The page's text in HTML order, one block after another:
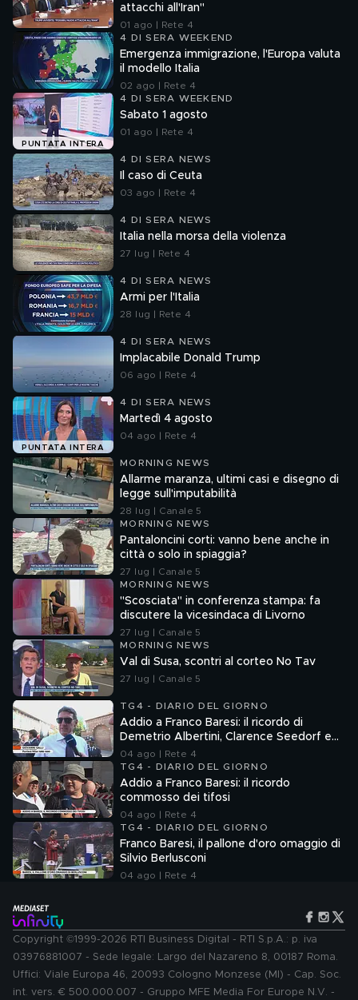
attacchi all'Iran"
01 ago | Rete 4
4 DI SERA WEEKEND
Emergenza immigrazione, l'Europa valuta
il modello Italia
02 ago | Rete 4
PUNTATA INTERA
4 DI SERA WEEKEND
Sabato 1 agosto
01 ago | Rete 4
4 DI SERA NEWS
Il caso di Ceuta
03 ago | Rete 4
4 DI SERA NEWS
Italia nella morsa della violenza
27 lug | Rete 4
4 DI SERA NEWS
Armi per l'Italia
28 lug | Rete 4
4 DI SERA NEWS
Implacabile Donald Trump
06 ago | Rete 4
PUNTATA INTERA
4 DI SERA NEWS
Martedì 4 agosto
04 ago | Rete 4
MORNING NEWS
Allarme maranza, ultimi casi e disegno di
legge sull'imputabilità
28 lug | Canale 5
MORNING NEWS
Pantaloncini corti: vanno bene anche in
città o solo in spiaggia?
27 lug | Canale 5
MORNING NEWS
"Scosciata" in conferenza stampa: fa
discutere la vicesindaca di Livorno
27 lug | Canale 5
MORNING NEWS
Val di Susa, scontri al corteo No Tav
27 lug | Canale 5
TG4 - DIARIO DEL GIORNO
Addio a Franco Baresi: il ricordo di
Demetrio Albertini, Clarence Seedorf e
Giovanni Galli
04 ago | Rete 4
TG4 - DIARIO DEL GIORNO
Addio a Franco Baresi: il ricordo
commosso dei tifosi
04 ago | Rete 4
TG4 - DIARIO DEL GIORNO
Franco Baresi, il pallone d'oro omaggio di
Silvio Berlusconi
04 ago | Rete 4
Copyright ©1999-2026 RTI Business Digital - RTI S.p.A.: p. iva
03976881007 - Sede legale: Largo del Nazareno 8, 00187 Roma.
Uffici: Viale Europa 46, 20093 Cologno Monzese (MI) - Cap. Soc.
int. vers. € 500.000.007 - Gruppo MFE Media For Europe N.V. -